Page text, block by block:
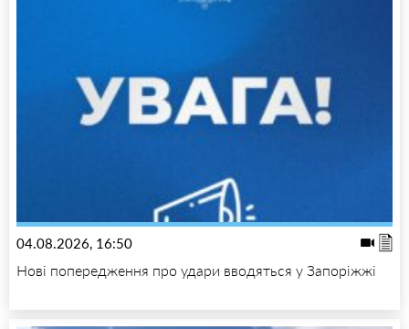
04.08.2026, 16:50
Нові попередження про удари вводяться у Запоріжжі